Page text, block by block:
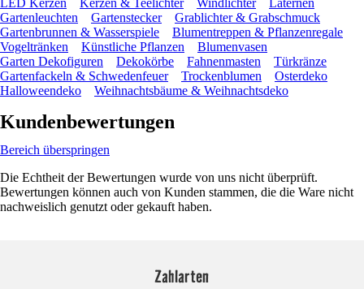
LED Kerzen
Kerzen & Teelichter Windlichter
Laternen
Gartenleuchten
Gartenstecker
Grablichter & Grabschmuck
Gartenbrunnen & Wasserspiele
Blumentreppen & Pflanzenregale
Vogeltränken
Künstliche Pflanzen
Blumenvasen
Garten Dekofiguren
Dekokörbe Fahnenmasten
Türkränze
Gartenfackeln & Schwedenfeuer
Trockenblumen
Osterdeko
Halloweendeko
Weihnachtsbäume & Weihnachtsdeko
Kundenbewertungen
Bereich überspringen
Die Echtheit der Bewertungen wurde von uns nicht überprüft.
Bewertungen können auch von Kunden stammen, die die Ware nicht
nachweislich genutzt oder gekauft haben.
Zahlarten